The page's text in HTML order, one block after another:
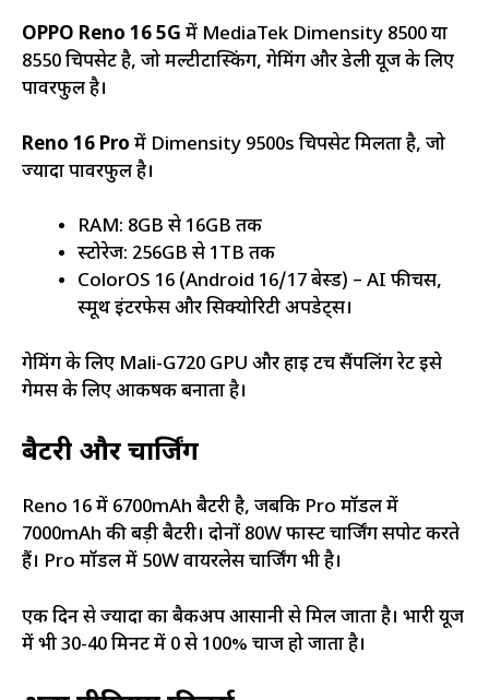
OPPO Reno 16 5G में MediaTek Dimensity 8500 या
8550 चिपसेट है, जो मल्टीटास्किंग, गेमिंग और डेली यूज के लिए
पावरफुल है।
Reno 16 Pro में Dimensity 9500s चिपसेट मिलता है, जो
ज्यादा पावरफुल है।
RAM: 8GB से 16GB तक
स्टोरेज: 256GB से 1TB तक
ColorOS 16 (Android 16/17 बेस्ड) – AI फीचर्स,
स्मूथ इंटरफेस और सिक्योरिटी अपडेट्स।
गेमिंग के लिए Mali-G720 GPU और हाई टच सैंपलिंग रेट इसे
गेमर्स के लिए आकर्षक बनाता है।
बैटरी और चार्जिंग
Reno 16 में 6700mAh बैटरी है, जबकि Pro मॉडल में
7000mAh की बड़ी बैटरी। दोनों 80W फास्ट चार्जिंग सपोर्ट करते
हैं। Pro मॉडल में 50W वायरलेस चार्जिंग भी है।
एक दिन से ज्यादा का बैकअप आसानी से मिल जाता है। भारी यूज
में भी 30-40 मिनट में 0 से 100% चार्ज हो जाता है।